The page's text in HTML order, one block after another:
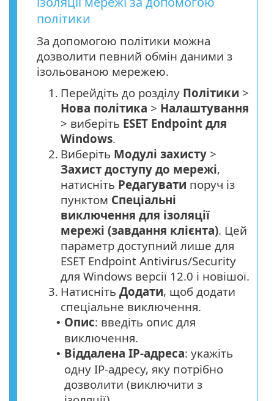
політики
За допомогою політики можна
дозволити певний обмін даними з
ізольованою мережею.
1. Перейдіть до розділу Політики >
Нова політика > Налаштування
> виберіть ESET Endpoint для
Windows.
2. Виберіть Модулі захисту >
Захист доступу до мережі,
натисніть Редагувати поруч із
пунктом Спеціальні
виключення для ізоляції
мережі (завдання клієнта). Цей
параметр доступний лише для
ESET Endpoint Antivirus/Security
для Windows версії 12.0 і новішої.
3. Натисніть Додати, щоб додати
спеціальне виключення.
• Опис: введіть опис для
виключення.
• Віддалена IP-адреса: укажіть
одну IP-адресу, яку потрібно
дозволити (виключити з